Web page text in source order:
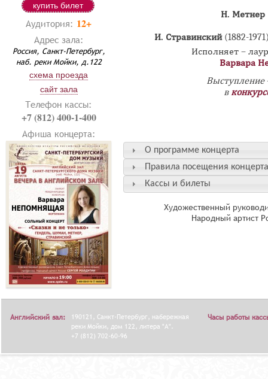
купить билет
Аудитория: 12+
Адрес зала:
Россия, Санкт-Петербург,
наб. реки Мойки, д.122
схема проезда
сайт зала
Телефон кассы:
+7 (812) 400-1-400
Афиша концерта:
Н. Метнер
И. Стравинский(1882-
Исполняет –
Варвара
Выступление
в
О программе концерта
Правила посещения
Кассы и билеты
Художественный
Народный артист
Английский зал:
190121, Санкт-Петербург, набережная
реки Мойки, дом 122, литера "А".
+7 (812) 702-60-96
Часы работы